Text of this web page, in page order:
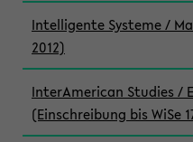
Intelligente Systeme /
2012)
InterAmerican Studies /
(Einschreibung bis WiSe